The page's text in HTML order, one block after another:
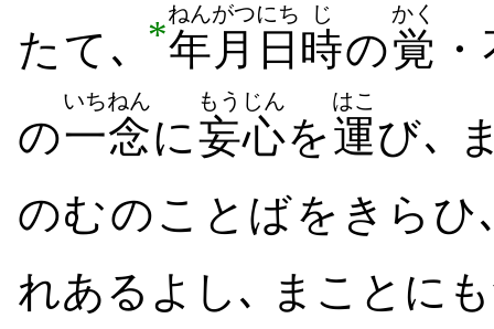
たて､ *年月
ねんがつ
日
にち
時
じ
の覚
かく
・
の一念
いちねん
に妄心
もうじん
を運
はこ
び､
のむ​の​ことば​を​きらひ
れ​ある​よし､ まことに​